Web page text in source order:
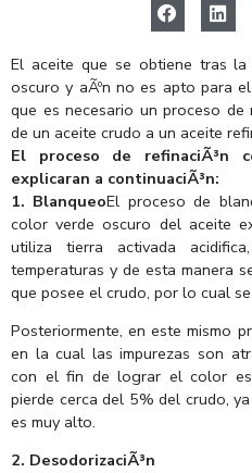
El aceite que se obtiene tras
oscuro y aÃºn no es apto para
que es necesario un proceso
de un aceite crudo a un aceite
El proceso de refinaciÃ³n
explicaran a continuaciÃ³n:
1. BlanqueoEl proceso de
color verde oscuro del aceite
utiliza tierra activada
temperaturas y de esta manera
que posee el crudo, por lo cual
Posteriormente, en este mismo
en la cual las impurezas son
con el fin de lograr el color
pierde cerca del 5% del crudo,
es muy alto.
2. DesodorizaciÃ³n